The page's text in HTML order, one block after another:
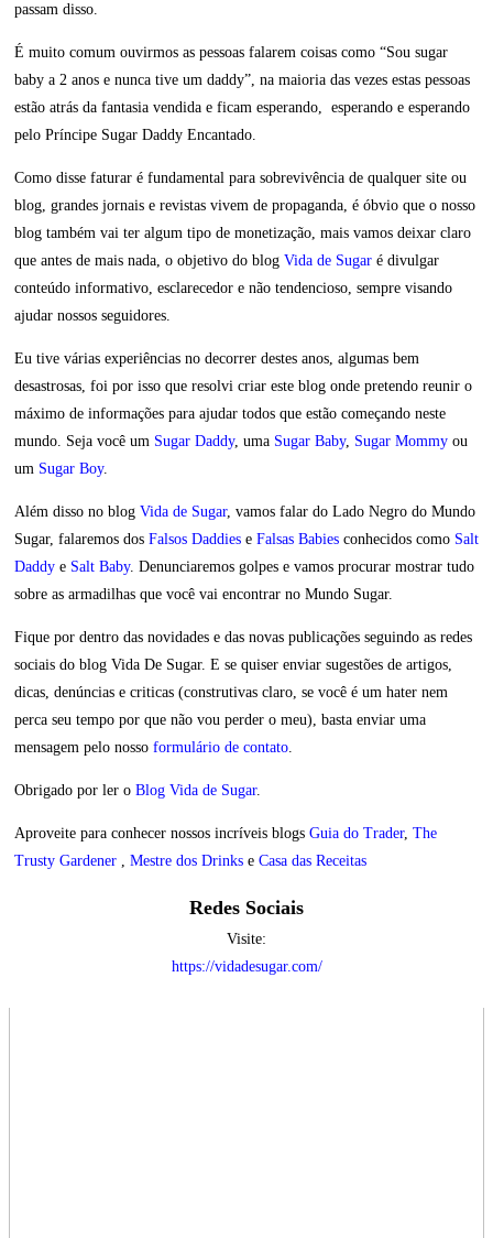
passam disso.
É muito comum ouvirmos as pessoas falarem coisas como “Sou sugar
baby a 2 anos e nunca tive um daddy”, na maioria das vezes estas pessoas
estão atrás da fantasia vendida e ficam esperando, esperando e esperando
pelo Príncipe Sugar Daddy Encantado.
Como disse faturar é fundamental para sobrevivência de qualquer site ou
blog, grandes jornais e revistas vivem de propaganda, é óbvio que o nosso
blog também vai ter algum tipo de monetização, mais vamos deixar claro
que antes de mais nada, o objetivo do blog Vida de Sugar é divulgar
conteúdo informativo, esclarecedor e não tendencioso, sempre visando
ajudar nossos seguidores.
Eu tive várias experiências no decorrer destes anos, algumas bem
desastrosas, foi por isso que resolvi criar este blog onde pretendo reunir o
máximo de informações para ajudar todos que estão começando neste
mundo. Seja você um Sugar Daddy, uma Sugar Baby, Sugar Mommy ou
um Sugar Boy.
Além disso no blog Vida de Sugar, vamos falar do Lado Negro do Mundo
Sugar, falaremos dos Falsos Daddies e Falsas Babies conhecidos como Salt
Daddy e Salt Baby. Denunciaremos golpes e vamos procurar mostrar tudo
sobre as armadilhas que você vai encontrar no Mundo Sugar.
Fique por dentro das novidades e das novas publicações seguindo as redes
sociais do blog Vida De Sugar. E se quiser enviar sugestões de artigos,
dicas, denúncias e criticas (construtivas claro, se você é um hater nem
perca seu tempo por que não vou perder o meu), basta enviar uma
mensagem pelo nosso formulário de contato.
Obrigado por ler o Blog Vida de Sugar.
Aproveite para conhecer nossos incríveis blogs Guia do Trader, The
Trusty Gardener , Mestre dos Drinks e Casa das Receitas
Redes Sociais
Visite:
https://vidadesugar.com/